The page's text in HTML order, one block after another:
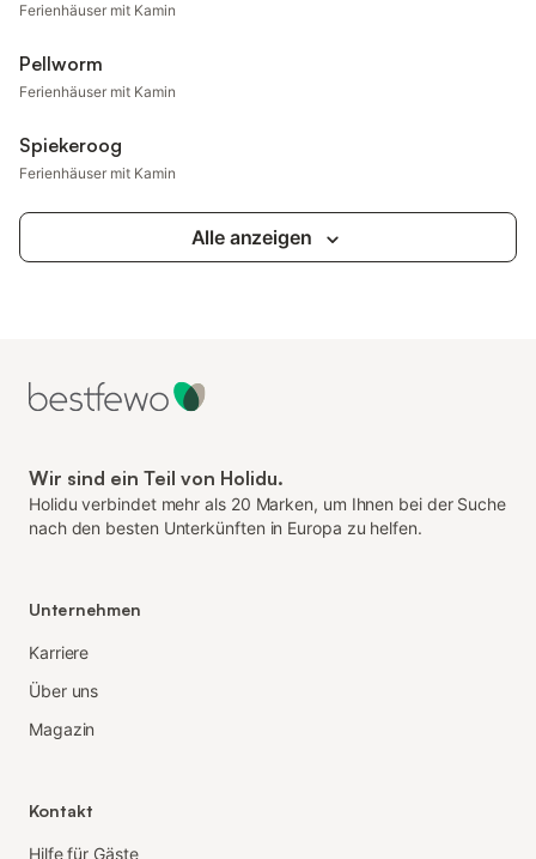
Ferienhäuser mit Kamin
Pellworm
Ferienhäuser mit Kamin
Spiekeroog
Ferienhäuser mit Kamin
Alle anzeigen
Wir sind ein Teil von Holidu.
Holidu verbindet mehr als 20 Marken, um Ihnen bei der Suche
nach den besten Unterkünften in Europa zu helfen.
Unternehmen
Karriere
Über uns
Magazin
Kontakt
Hilfe für Gäste